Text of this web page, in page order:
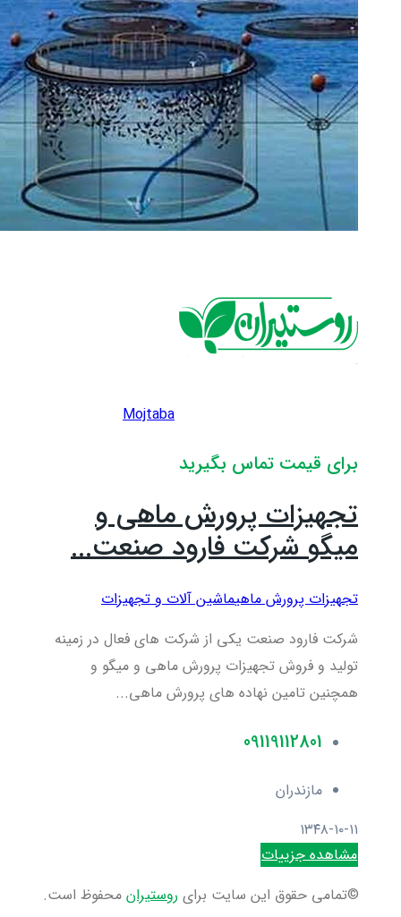
Mojtaba
برای قیمت تماس بگیرید
تجهیزات پرورش ماهی و
میگو شرکت فارود صنعت...
تجهیزات پرورش ماهیماشین آلات و تجهیزات
شرکت فارود صنعت یکی از شرکت های فعال در زمینه
تولید و فروش تجهیزات پرورش ماهی و میگو و
همچنین تامین نهاده های پرورش ماهی...
09119112801
مازندران
۱۳۴۸-۱۰-۱۱
مشاهده جزییات
©تمامی حقوق این سایت برای روستیران محفوظ است.